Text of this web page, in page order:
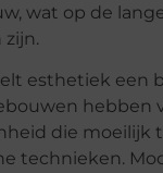
wat op de
zijn.
esthetiek een
hebben
die moeilijk
technieken.